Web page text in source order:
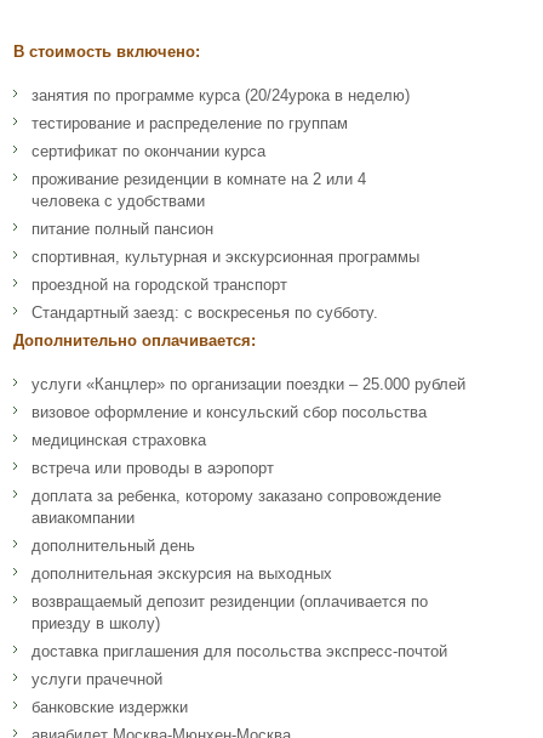
В стоимость включено:
занятия по программе курса (20/24урока в неделю)
тестирование и распределение по группам
сертификат по окончании курса
проживание резиденции в комнате на 2 или 4
человека с удобствами
питание полный пансион
спортивная, культурная и экскурсионная программы
проездной на городской транспорт
Стандартный заезд: с воскресенья по субботу.
Дополнительно оплачивается:
услуги «Канцлер» по организации поездки – 25.000 рублей
визовое оформление и консульский сбор посольства
медицинская страховка
встреча или проводы в аэропорт
доплата за ребенка, которому заказано сопровождение
авиакомпании
дополнительный день
дополнительная экскурсия на выходных
возвращаемый депозит резиденции (оплачивается по
приезду в школу)
доставка приглашения для посольства экспресс-почтой
услуги прачечной
банковские издержки